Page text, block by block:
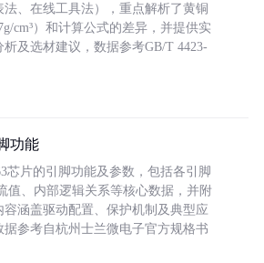
法、在线工具法），重点解析了黄铜
cm³）和计算公式的差异，并提供实
及选材建议，数据参考GB/T 4423-
功能
芯片的引脚功能及参数，包括各引脚
值、内部逻辑关系等核心数据，并附
容涵盖驱动配置、保护机制及典型应
据参考自杭州士兰微电子官方规格书